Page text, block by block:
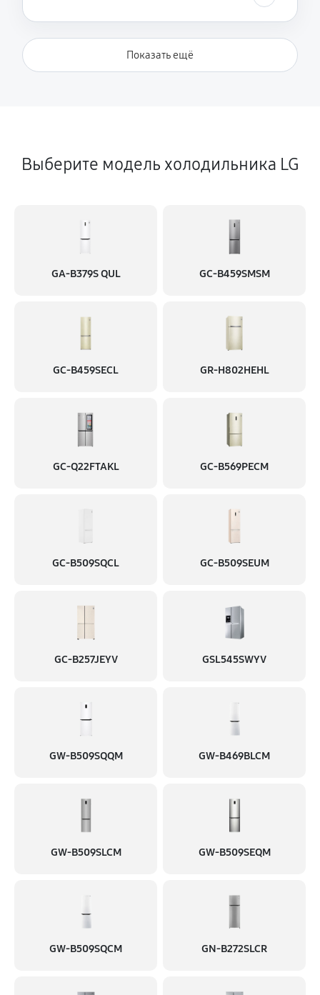
500 руб 60 минут
Замена нагревателя оттайки
Показать ещё
Выберите модель холодильника LG
GA-B379S QUL GC-B459SMSM
GC-B459SECL GR-H802HEHL
GC-Q22FTAKL GC-B569PECM
GC-B509SQCL GC-B509SEUM
GC-B257JEYV GSL545SWYV
GW-B509SQQM GW-B469BLCM
GW-B509SLCM GW-B509SEQM
GW-B509SQCM GN-B272SLCR